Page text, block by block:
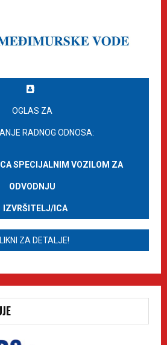
OGLAS ZA
RADNOG ODNOSA:
SPECIJALNIM VOZILOM ZA
ODVODNJU
IZVRŠITELJ/ICA
ZA DETALJE!